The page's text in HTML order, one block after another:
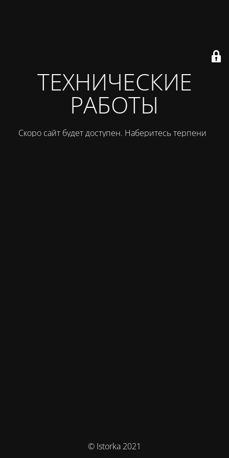
ТЕХНИЧЕСКИЕ
РАБОТЫ
Скоро сайт будет доступен. Наберитесь терпения
© Istorka 2021